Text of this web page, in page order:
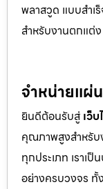
พลาสวูด แบบสำเ
สำหรับงานตกแต่
จำหน่ายแผ่
ยินดีต้อนรับสู่ เว็
คุณภาพสูงสำหรับ
ทุกประเภท เราเ
อย่างครบวงจร ทั้ง